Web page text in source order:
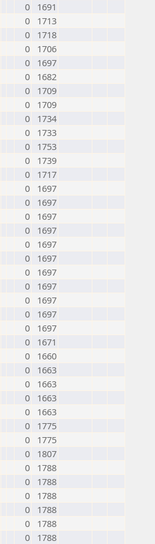
0
1691
0
1713
0
1718
0
1706
0
1697
0
1682
0
1709
0
1709
0
1734
0
1733
0
1753
0
1739
0
1717
0
1697
0
1697
0
1697
0
1697
0
1697
0
1697
0
1697
0
1697
0
1697
0
1697
0
1697
0
1671
0
1660
0
1663
0
1663
0
1663
0
1663
0
1775
0
1775
0
1807
0
1788
0
1788
0
1788
0
1788
0
1788
0 1788